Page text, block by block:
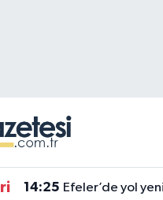
14:25 Efeler’de yol
Fikstür